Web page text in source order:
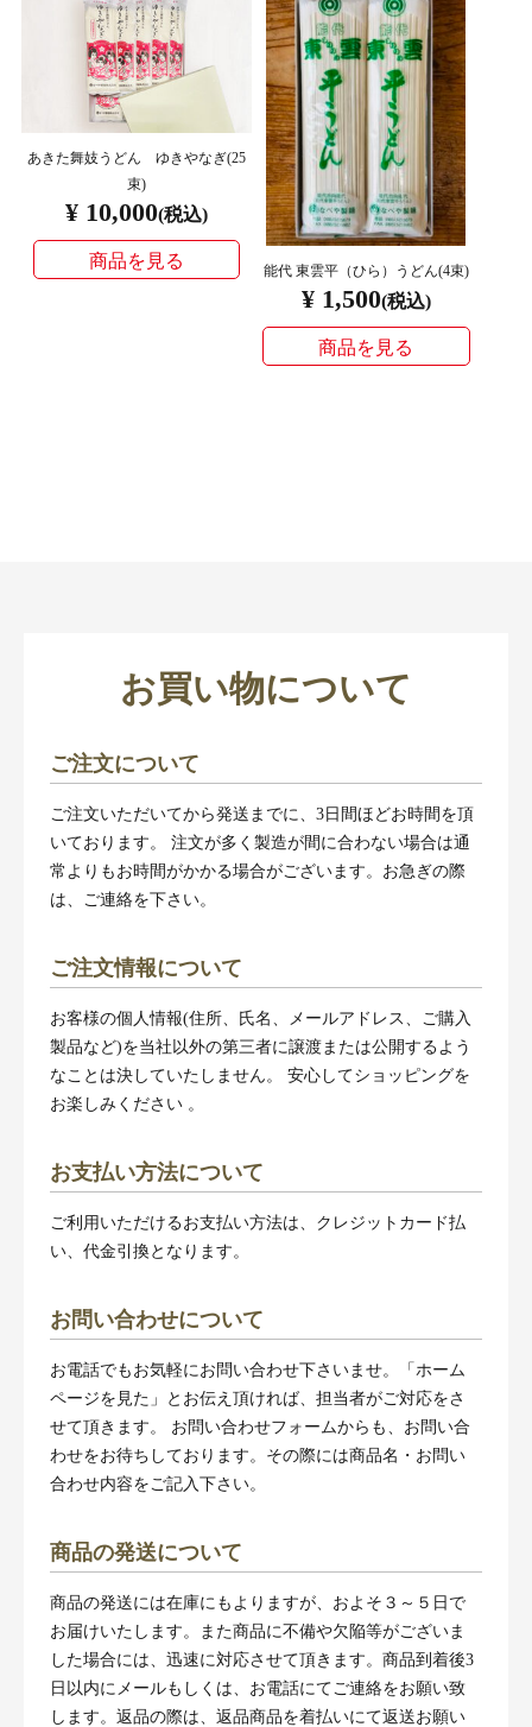
あきた舞妓うどん ゆきやなぎ(25
束)
¥ 10,000(税込)
商品を見る 能代 東雲平（ひら）うどん(4束)
¥ 1,500(税込)
商品を見る
お買い物について
ご注文について
ご注文いただいてから発送までに、3日間ほどお時間を頂
いております。 注文が多く製造が間に合わない場合は通
常よりもお時間がかかる場合がございます。お急ぎの際
は、ご連絡を下さい。
ご注文情報について
お客様の個人情報(住所、氏名、メールアドレス、ご購入
製品など)を当社以外の第三者に譲渡または公開するよう
なことは決していたしません。 安心してショッピングを
お楽しみください 。
お支払い方法について
ご利用いただけるお支払い方法は、クレジットカード払
い、代金引換となります。
お問い合わせについて
お電話でもお気軽にお問い合わせ下さいませ。「ホーム
ページを見た」とお伝え頂ければ、担当者がご対応をさ
せて頂きます。 お問い合わせフォームからも、お問い合
わせをお待ちしております。その際には商品名・お問い
合わせ内容をご記入下さい。
商品の発送について
商品の発送には在庫にもよりますが、およそ３～５日で
お届けいたします。また商品に不備や欠陥等がございま
した場合には、迅速に対応させて頂きます。商品到着後3
日以内にメールもしくは、お電話にてご連絡をお願い致
します。返品の際は、返品商品を着払いにて返送お願い